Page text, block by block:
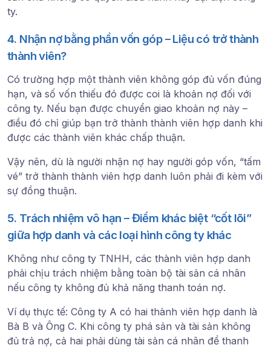
ty.
4. Nhận nợ bằng phần vốn góp – Liệu có trở thành
thành viên?
Có trường hợp một thành viên không góp đủ vốn đúng
hạn, và số vốn thiếu đó được coi là khoản nợ đối với
công ty. Nếu bạn được chuyển giao khoản nợ này –
điều đó chỉ giúp bạn trở thành thành viên hợp danh khi
được các thành viên khác chấp thuận.
Vậy nên, dù là người nhận nợ hay người góp vốn, “tấm
vé” trở thành thành viên hợp danh luôn phải đi kèm với
sự đồng thuận.
5. Trách nhiệm vô hạn – Điểm khác biệt “cốt lõi”
giữa hợp danh và các loại hình công ty khác
Không như công ty TNHH, các thành viên hợp danh
phải chịu trách nhiệm bằng toàn bộ tài sản cá nhân
nếu công ty không đủ khả năng thanh toán nợ.
Ví dụ thực tế: Công ty A có hai thành viên hợp danh là
Bà B và Ông C. Khi công ty phá sản và tài sản không
đủ trả nợ, cả hai phải dùng tài sản cá nhân để thanh